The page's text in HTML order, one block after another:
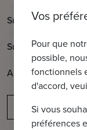
Surface habitable
Surface de la
Année de
Vos
Pour que
possible,
fonctionnels
d'accord,
Si vous
préférences